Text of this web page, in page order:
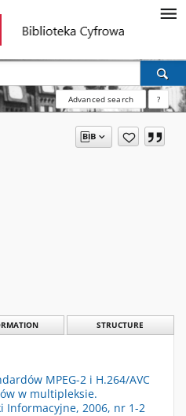
Advanced search ?
STRUCTURE
MPEG-2 i H.264/AVC
w multipleksie.
Informacyjne, 2006, nr 1-2